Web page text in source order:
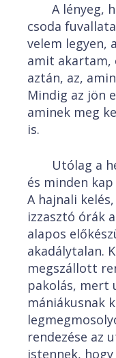
A lényeg,
csoda
velem legyen,
amit akartam,
aztán, az,
Mindig az jön
aminek meg
is.
Utólag a
és minden
A hajnali
izzasztó órák
alapos
akadálytalan.
megszállott
pakolás, mert
mániákusnak
rendezése az
istennek,